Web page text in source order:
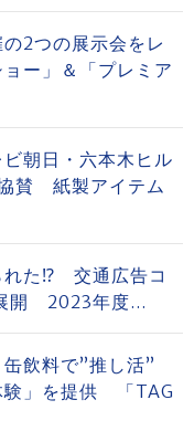
2つの展示会をレ
ー」＆「プレミア
朝日・六本木ヒル
賛 紙製アイテム
れた⁉ 交通広告コ
開 2023年度...
缶飲料で”推し活”
験」を提供 「TAG